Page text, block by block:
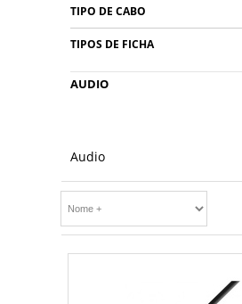
TIPO DE CABO
TIPOS DE FICHA
AUDIO
Audio